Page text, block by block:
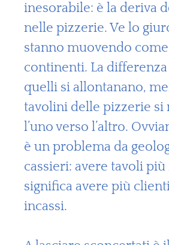
inesorabile: è la deriva
nelle pizzerie. Ve lo
stanno muovendo
continenti. La differenza
quelli si allontanano,
tavolini delle pizzerie si
l’uno verso l’altro.
è un problema da
cassieri: avere tavoli
significa avere più
incassi.